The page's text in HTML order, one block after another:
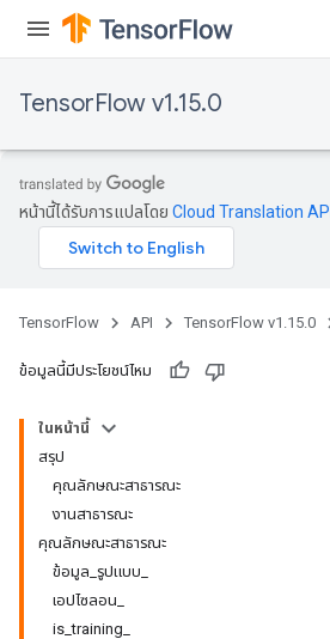
TensorFlow v1.15.0
หน้านี้ได้รับการแปลโดย Cloud Translation API
TensorFlow API TensorFlow v1.15.0
ข้อมูลนี้มีประโยชน์ไหม
ในหน้านี้
สรุป
คุณลักษณะสาธารณะ
งานสาธารณะ
คุณลักษณะสาธารณะ
ข้อมูล_รูปแบบ_
เอปไซลอน_
is_training_